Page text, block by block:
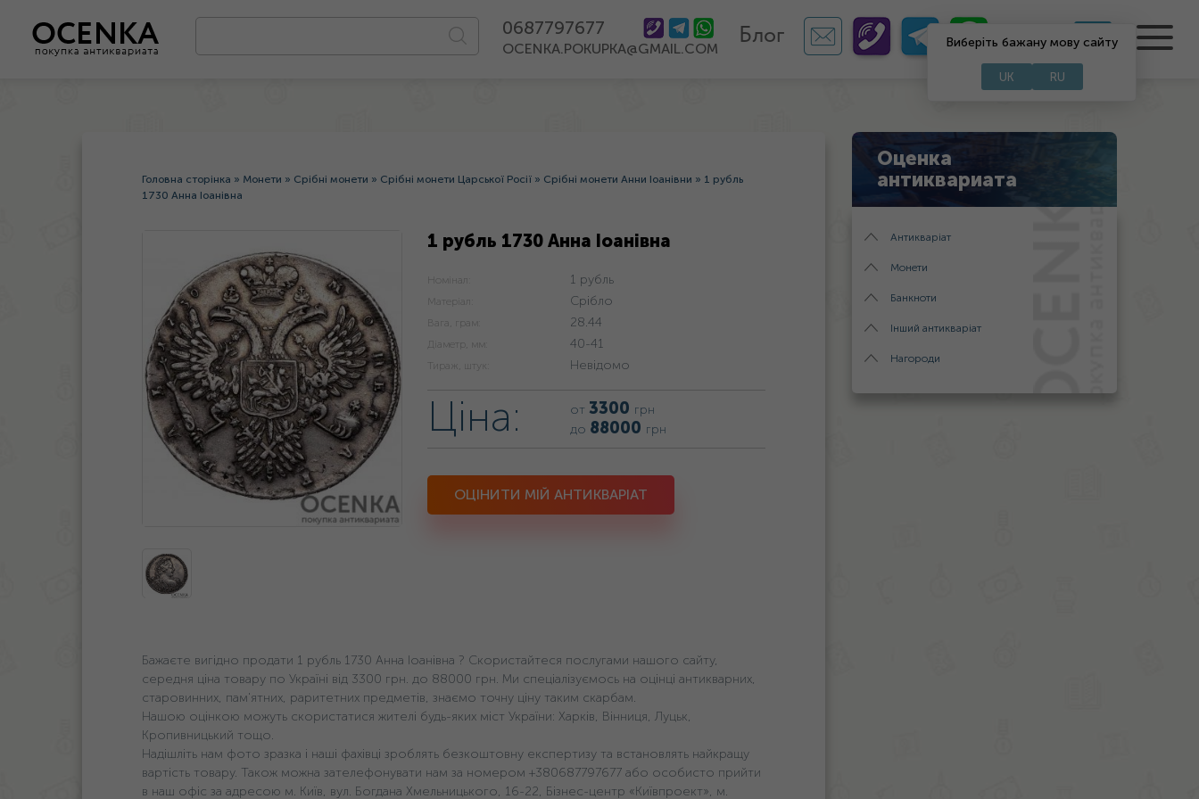
0687797677
OCENKA.POKUPKA@GMAIL.COM Блог UA
Виберіть бажану мову сайту
UK RU
Головна сторінка » Монети » Срібні монети » Срібні монети Царської Росії » Срібні монети Анни Іоанівни » 1 рубль
1730 Анна Іоанівна
1 рубль 1730 Анна Іоанівна
Номінал: 1 рубль
Матеріал: Срібло
Вага, грам: 28.44
Діаметр, мм: 40-41
Тираж, штук: Невідомо
Ціна: от 3300 грн
до 88000 грн
ОЦІНИТИ МІЙ АНТИКВАРІАТ
Бажаєте вигідно продати 1 рубль 1730 Анна Іоанівна ? Скористайтеся послугами нашого сайту,
середня ціна товару по Україні від 3300 грн. дo 88000 грн. Ми спеціалізуємось на оцінці антикварних,
старовинних, пам'ятних, раритетних предметів, знаємо точну ціну таким скарбам.
Нашою оцінкою можуть скористатися жителі будь-яких міст України: Харків, Вінниця, Луцьк,
Кропивницький тощо.
Надішліть нам фото зразка і наші фахівці зроблять безкоштовну експертизу та встановлять найкращу
вартість товару. Також можна зателефонувати нам за номером +380687797677 або особисто прийти
в наш офіс за адресою м. Київ, вул. Богдана Хмельницького, 16-22, Бізнес-центр «Київпроект», м.
Оценка
антиквариата
Антикваріат
Монети
Банкноти
Інший антикваріат
Нагороди